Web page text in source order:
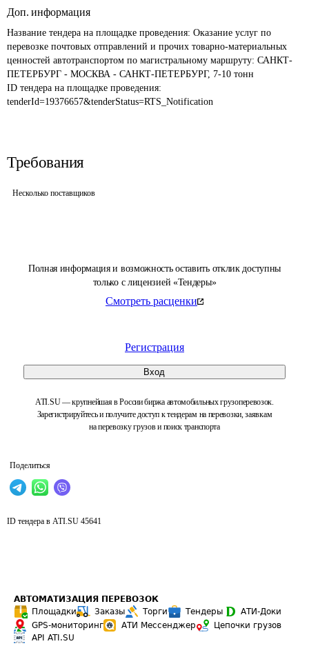
Полная информация и возможность оставить отклик доступны
только с лицензией «Тендеры»
Смотреть расценки
Регистрация
Вход
ATI.SU — крупнейшая в России биржа автомобильных грузоперевозок.
Зарегистрируйтесь и получите доступ к тендерам на перевозки, заявкам
на перевозку грузов и поиск транспорта
Поделиться
Доп. информация
Название тендера на площадке проведения: Оказание услуг по
перевозке почтовых отправлений и прочих товарно-материальных
ценностей автотранспортом по магистральному маршруту: САНКТ-
ПЕТЕРБУРГ - МОСКВА - САНКТ-ПЕТЕРБУРГ, 7-10 тонн
ID тендера на площадке проведения:
tenderId=19376657&tenderStatus=RTS_Notification
Требования
Несколько поставщиков
ID тендера в ATI.SU 45641
АВТОМАТИЗАЦИЯ ПЕРЕВОЗОК
Площадки
Заказы Торги Тендеры
АТИ-Доки
GPS-мониторинг
АТИ Мессенджер
Цепочки грузов
API ATI.SU